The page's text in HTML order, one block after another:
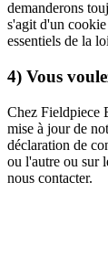
demanderons
s'agit d'un
essentiels de la
4) Vous
Chez Fieldpiece
mise à jour de
déclaration de
ou l'autre ou sur
nous contacter.